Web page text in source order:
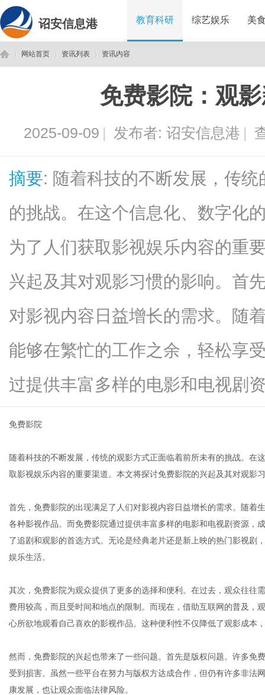
诏安信息港 教育科研 综艺娱乐 美
网站首页 资讯列表 资讯内容
免费影院：观
2025-09-09 | 发布者: 诏安信息港 |
摘要: 随着科技的不断发展，传
的挑战。在这个信息化、数字化
为了人们获取影视娱乐内容的重
兴起及其对观影习惯的影响。首
对影视内容日益增长的需求。随
能够在繁忙的工作之余，轻松享
过提供丰富多样的电影和电视剧
免费影院
随着科技的不断发展，传统的观影方式正面临着前所未有的挑战。在
取影视娱乐内容的重要渠道。本文将探讨免费影院的兴起及其对观影
首先，免费影院的出现满足了人们对影视内容日益增长的需求。随着
各种影视作品。而免费影院通过提供丰富多样的电影和电视剧资源，
了追剧和观影的首选方式。无论是经典老片还是新上映的热门影视剧
娱乐生活。
其次，免费影院为观众提供了更多的选择和便利。在过去，观众往往
费用较高，而且受时间和地点的限制。而现在，借助互联网的普及，
心所欲地观看自己喜欢的影视作品。这种便利性不仅降低了观影成本
然而，免费影院的兴起也带来了一些问题。首先是版权问题。许多免
受到损害。虽然一些平台在努力与版权方达成合作，但仍有许多非法
康发展，也让观众面临法律风险。